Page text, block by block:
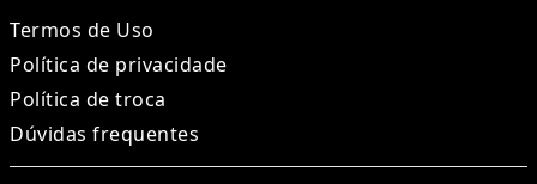
Termos de Uso
Política de privacidade
Política de troca
Dúvidas frequentes